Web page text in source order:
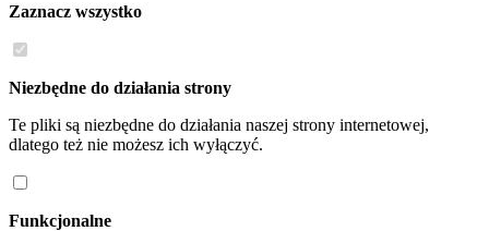
Zaznacz wszystko
Niezbędne do działania strony
Te pliki są niezbędne do działania naszej strony internetowej,
dlatego też nie możesz ich wyłączyć.
Funkcjonalne